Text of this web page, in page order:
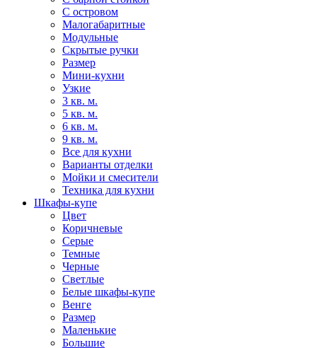
С островом
Малогабаритные
Модульные
Скрытые ручки
Размер
Мини-кухни
Узкие
3 кв. м.
5 кв. м.
6 кв. м.
9 кв. м.
Все для кухни
Варианты отделки
Мойки и смесители
Техника для кухни
Шкафы-купе
Цвет
Коричневые
Серые
Темные
Черные
Светлые
Белые шкафы-купе
Венге
Размер
Маленькие
Большие